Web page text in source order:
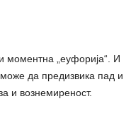
моментна „еуфорија“. И
да предизвика пад и
и вознемиреност.